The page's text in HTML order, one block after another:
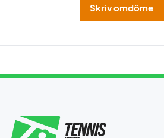
Skriv omdöme